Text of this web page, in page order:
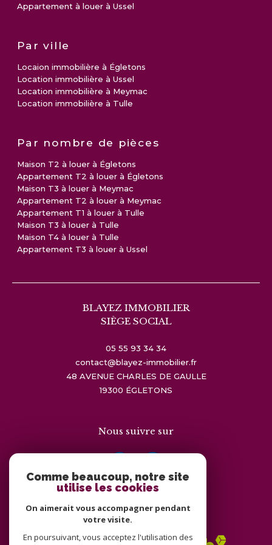
Appartement à louer à Ussel
Par ville
Locaion immobilière à Égletons
Location immobilière à Ussel
Location immobilière à Meymac
Location immobilière à Tulle
Par nombre de pièces
Maison T2 à louer à Égletons
Appartement T2 à louer à Égletons
Maison T3 à louer à Meymac
Appartement T2 à louer à Meymac
Appartement T1 à louer à Tulle
Maison T3 à louer à Tulle
Maison T4 à louer à Tulle
Appartement T3 à louer à Ussel
BLAYEZ IMMOBILIER
SIÈGE SOCIAL
05 55 93 34 34
contact@blayez-immobilier.fr
48 AVENUE CHARLES DE GAULLE
19300
ÉGLETONS
Nous suivre sur
Adhérents
Comme beaucoup, notre site
utilise les cookies
On aimerait vous accompagner pendant
votre visite.
En poursuivant, vous acceptez l'utilisation des